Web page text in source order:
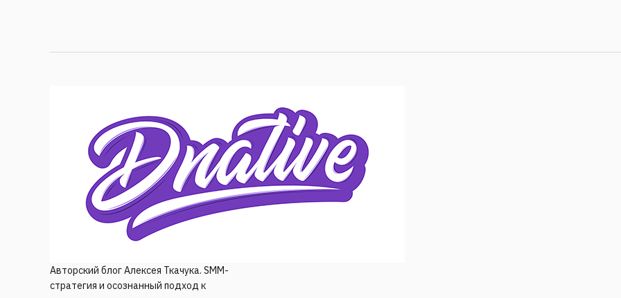
Авторский блог Алексея Ткачука. SMM-
стратегия и осознанный подход к